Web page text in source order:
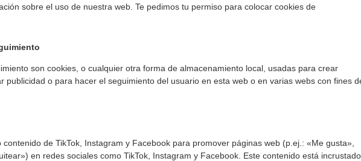
sobre el uso de nuestra web. Te pedimos tu permiso para colocar cookies de
son cookies, o cualquier otra forma de almacenamiento local, usadas para crear
publicidad o para hacer el seguimiento del usuario en esta web o en varias webs con fines
de TikTok, Instagram y Facebook para promover páginas web (p.ej.: «Me gusta»,
en redes sociales como TikTok, Instagram y Facebook. Este contenido está incrustado